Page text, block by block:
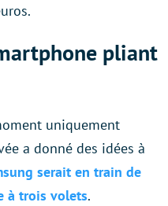
pliant
uniquement
a donné des idées à
serait en train de
à trois volets.